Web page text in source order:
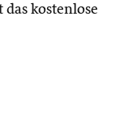
kostenlose